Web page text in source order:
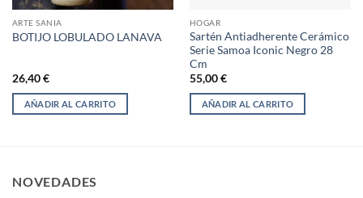
ARTE SANIA
BOTIJO LOBULADO LANAVA
26,40€
AÑADIR AL CARRITO
HOGAR
Sartén Antiadherente Cerámico
Serie Samoa Iconic Negro 28
Cm
55,00€
AÑADIR AL CARRITO
NOVEDADES